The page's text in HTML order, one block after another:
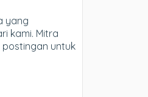
yang
kami. Mitra
untuk